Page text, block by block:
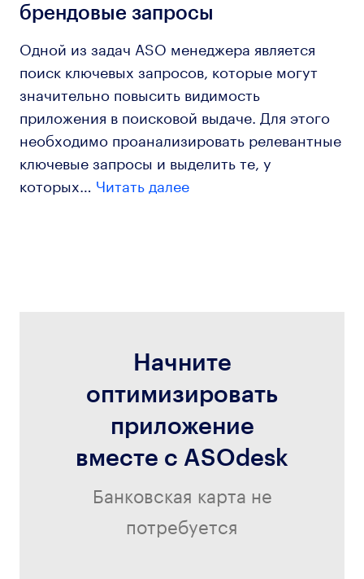
брендовые запросы
Одной из задач ASO менеджера является
поиск ключевых запросов, которые могут
значительно повысить видимость
приложения в поисковой выдаче. Для этого
необходимо проанализировать релевантные
ключевые запросы и выделить те, у
которых… Читать далее
Начните
оптимизировать
приложение
вместе с ASOdesk
Банковская карта не
потребуется